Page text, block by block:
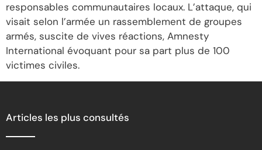
responsables communautaires locaux. L’attaque, qui
visait selon l’armée un rassemblement de groupes
armés, suscite de vives réactions, Amnesty
International évoquant pour sa part plus de 100
victimes civiles.
Articles les plus consultés